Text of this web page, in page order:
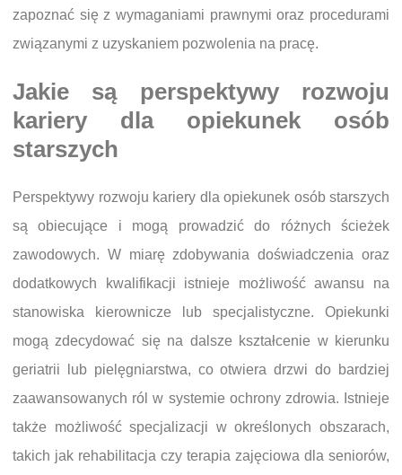
zapoznać się z wymaganiami prawnymi oraz procedurami
związanymi z uzyskaniem pozwolenia na pracę.
Jakie są perspektywy rozwoju
kariery dla opiekunek osób
starszych
Perspektywy rozwoju kariery dla opiekunek osób starszych
są obiecujące i mogą prowadzić do różnych ścieżek
zawodowych. W miarę zdobywania doświadczenia oraz
dodatkowych kwalifikacji istnieje możliwość awansu na
stanowiska kierownicze lub specjalistyczne. Opiekunki
mogą zdecydować się na dalsze kształcenie w kierunku
geriatrii lub pielęgniarstwa, co otwiera drzwi do bardziej
zaawansowanych ról w systemie ochrony zdrowia. Istnieje
także możliwość specjalizacji w określonych obszarach,
takich jak rehabilitacja czy terapia zajęciowa dla seniorów,